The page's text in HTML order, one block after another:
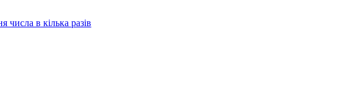
в кілька разів